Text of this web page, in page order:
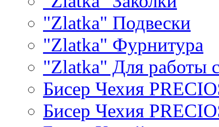
"Zlatka" Подвески
"Zlatka" Фурнитура
"Zlatka" Для работы
Бисер Чехия
Бисер Чехия